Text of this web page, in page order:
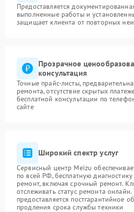
Предоставляется
выполненные работы и
защищает клиента от повторных
Прозрачное
консультация
Точные прайс-листы,
ремонта, отсутствие скрытых
бесплатной консультации по
сайте
Широкий спектр услуг
Сервисный центр Meizu
по всей РФ, бесплатную
ремонт, включая срочный ремонт.
отслеживать статус ремонта онлайн.
предоставляется постгарантийное
продления срока службы техники